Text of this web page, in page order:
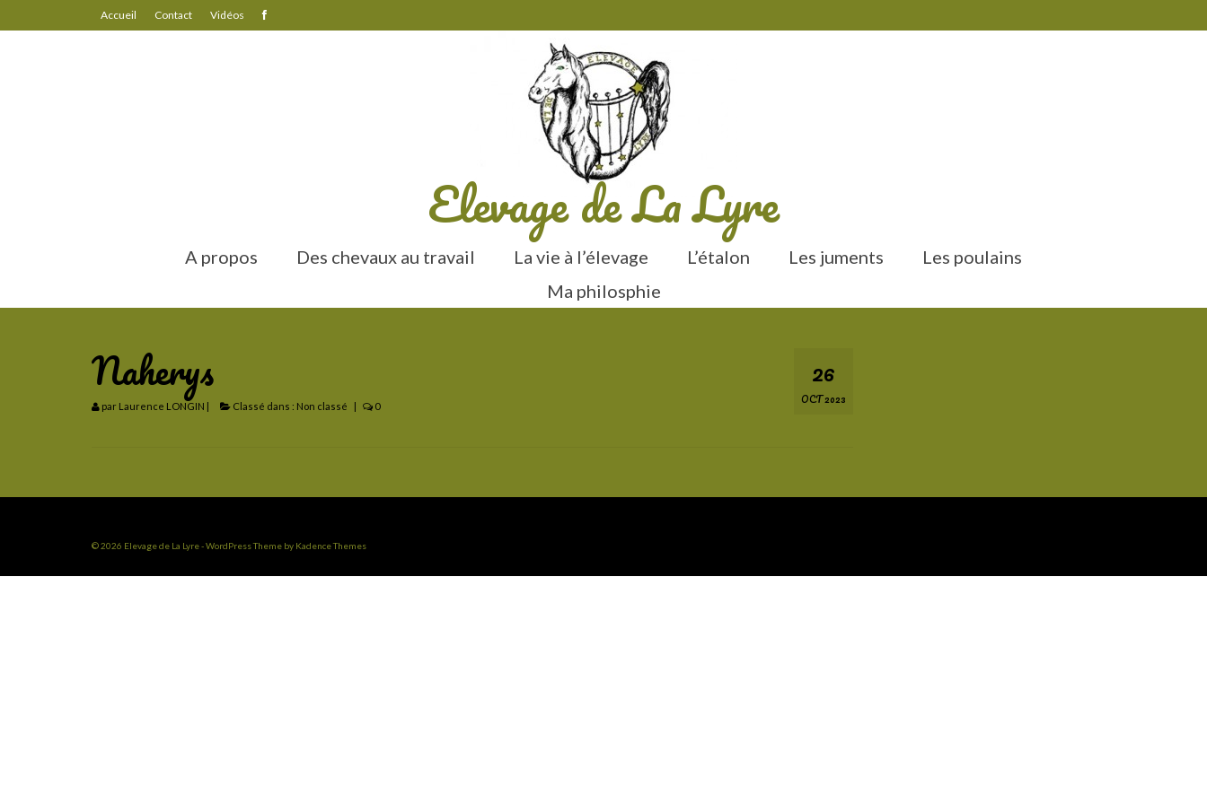
Accueil Contact Vidéos
Elevage de La Lyre
A propos Des chevaux au travail La vie à l’élevage L’étalon Les juments
Les poulains
Ma philosphie
26
OCT 2023
Naherys
par Laurence LONGIN | Classé dans : Non classé | 0
© 2026 Elevage de La Lyre - WordPress Theme by Kadence Themes